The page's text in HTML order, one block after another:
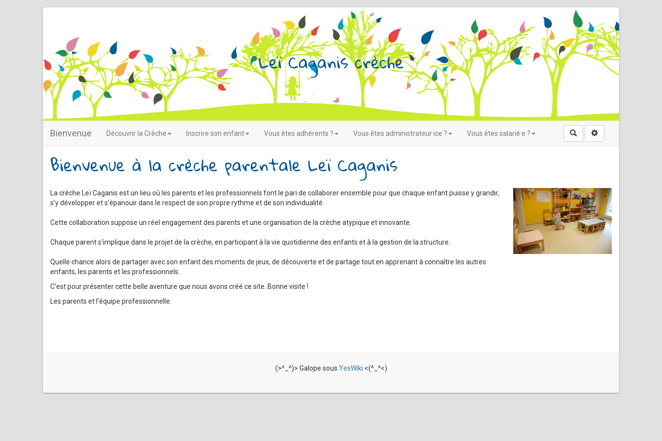
Leï Caganis crèche
Bienvenue Découvrir la Crèche Inscrire son enfant Vous êtes adhérents ? Vous êtes administrateur·ice ? Vous êtes salarié·e ? Rechercher
Bienvenue à la crèche parentale Leï Caganis
La crèche Leï Caganis est un lieu où les parents et les professionnels font le pari de collaborer ensemble pour que chaque enfant puisse y grandir,
s’y développer et s’épanouir dans le respect de son propre rythme et de son individualité.
Cette collaboration suppose un réel engagement des parents et une organisation de la crèche atypique et innovante.
Chaque parent s'implique dans le projet de la crèche, en participant à la vie quotidienne des enfants et à la gestion de la structure.
Quelle chance alors de partager avec son enfant des moments de jeux, de découverte et de partage tout en apprenant à connaître les autres
enfants, les parents et les professionnels.
C’est pour présenter cette belle aventure que nous avons créé ce site. Bonne visite !
Les parents et l’équipe professionnelle.
(>^_^)> Galope sous YesWiki <(^_^<)